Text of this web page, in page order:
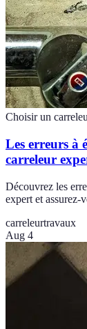
Choisir un
Les erreurs à
carreleur
Découvrez les
expert et assurez-
carreleurtravaux
Aug 4